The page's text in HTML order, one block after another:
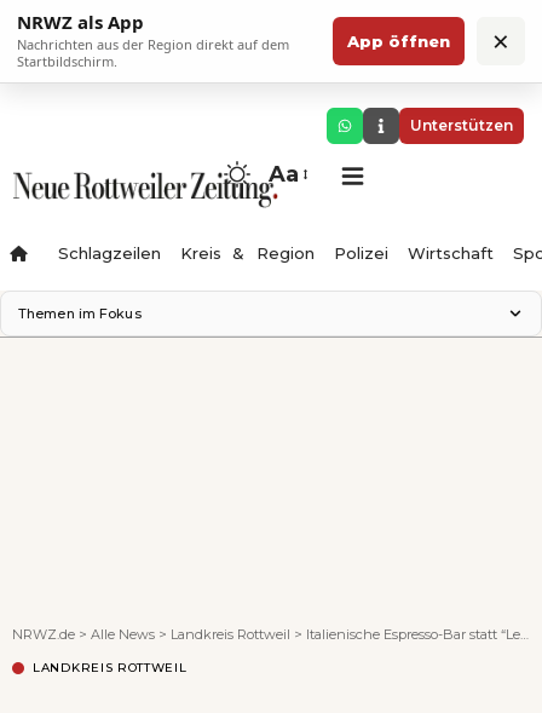
NRWZ als App
Nachrichten aus der Region direkt auf dem
Startbildschirm.
App öffnen ×
Unterstützen
Aa
Schlagzeilen Kreis & Region Polizei Wirtschaft
Themen im Fokus
NRWZ.de > Alle News > Landkreis Rottweil > Italienische Espresso-Bar statt “Lekkerey”: Veränderungen in der Rottweiler Markthalle
LANDKREIS ROTTWEIL